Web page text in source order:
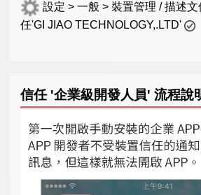
設定 > 一般 > 裝置管理 / 描述
任'GI JIAO TECHNOLOGY,.LTD'
信任 '企業級開發人員' 流程說